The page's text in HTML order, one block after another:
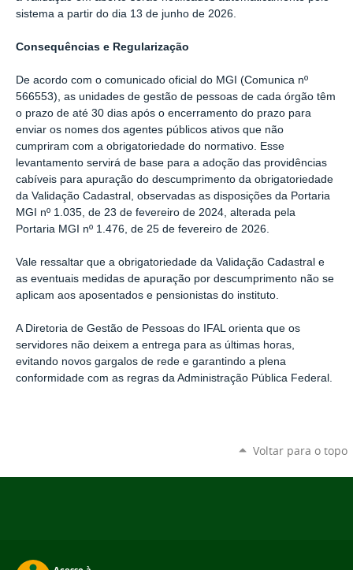
sistema a partir do dia 13 de junho de 2026.
Consequências e Regularização
De acordo com o comunicado oficial do MGI (Comunica nº
566553), as unidades de gestão de pessoas de cada órgão têm
o prazo de até 30 dias após o encerramento do prazo para
enviar os nomes dos agentes públicos ativos que não
cumpriram com a obrigatoriedade do normativo. Esse
levantamento servirá de base para a adoção das providências
cabíveis para apuração do descumprimento da obrigatoriedade
da Validação Cadastral, observadas as disposições da Portaria
MGI nº 1.035, de 23 de fevereiro de 2024, alterada pela
Portaria MGI nº 1.476, de 25 de fevereiro de 2026.
Vale ressaltar que a obrigatoriedade da Validação Cadastral e
as eventuais medidas de apuração por descumprimento não se
aplicam aos aposentados e pensionistas do instituto.
A Diretoria de Gestão de Pessoas do IFAL orienta que os
servidores não deixem a entrega para as últimas horas,
evitando novos gargalos de rede e garantindo a plena
conformidade com as regras da Administração Pública Federal.
Voltar para o topo